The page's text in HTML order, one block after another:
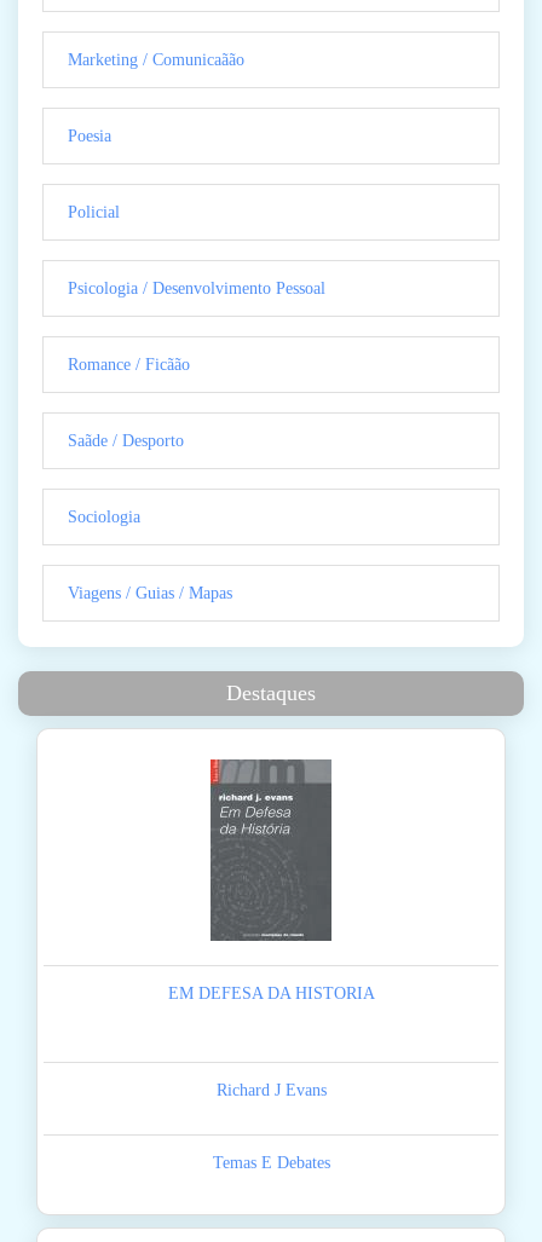
Marketing / Comunicaãão
Poesia
Policial
Psicologia / Desenvolvimento Pessoal
Romance / Ficãão
Saãde / Desporto
Sociologia
Viagens / Guias / Mapas
Destaques
EM DEFESA DA HISTORIA
Richard J Evans
Temas E Debates